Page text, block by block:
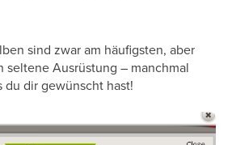
sind zwar am häufigsten, aber
seltene Ausrüstung – manchmal
du dir gewünscht hast!